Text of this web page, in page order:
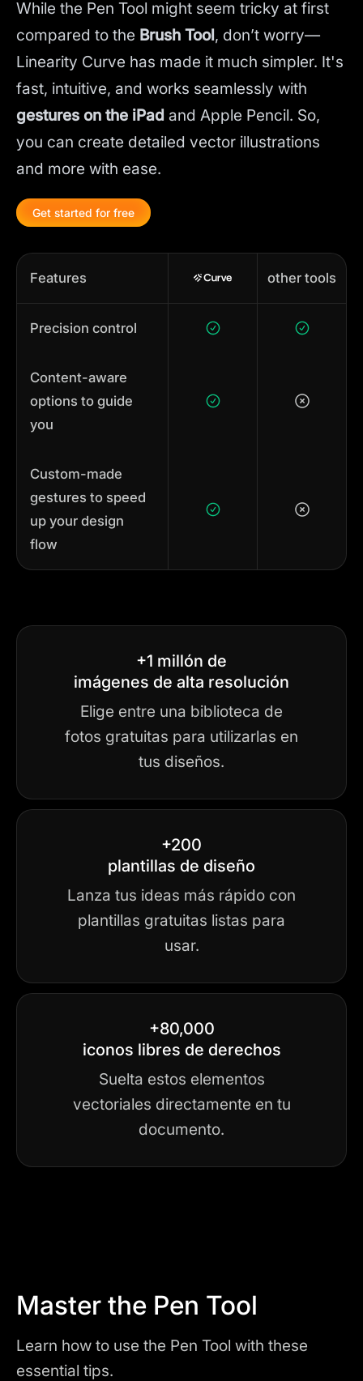
While the Pen Tool might seem tricky at first
compared to the Brush Tool, don’t worry—
Linearity Curve has made it much simpler. It's
fast, intuitive, and works seamlessly with
gestures on the iPad and Apple Pencil. So,
you can create detailed vector illustrations
and more with ease.
Get started for free
Features other tools
Precision control
Content-aware
options to guide
you
Custom-made
gestures to speed
up your design
flow
+1 millón de
imágenes de alta resolución
Elige entre una biblioteca de
fotos gratuitas para utilizarlas en
tus diseños.
+200
plantillas de diseño
Lanza tus ideas más rápido con
plantillas gratuitas listas para
usar.
+80,000
iconos libres de derechos
Suelta estos elementos
vectoriales directamente en tu
documento.
Master the Pen Tool
Learn how to use the Pen Tool with these
essential tips.